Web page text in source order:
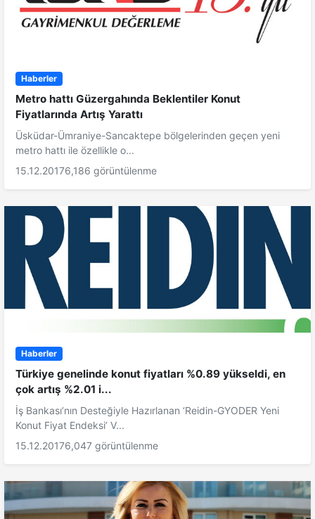
Haberler
Metro hattı Güzergahında Beklentiler Konut
Fiyatlarında Artış Yarattı
Üsküdar-Ümraniye-Sancaktepe bölgelerinden geçen yeni
metro hattı ile özellikle o...
15.12.20176,186 görüntülenme
Haberler
Türkiye genelinde konut fiyatları %0.89 yükseldi, en
çok artış %2.01 i...
İş Bankası’nın Desteğiyle Hazırlanan ‘Reidin-GYODER Yeni
Konut Fiyat Endeksi’ V...
15.12.20176,047 görüntülenme